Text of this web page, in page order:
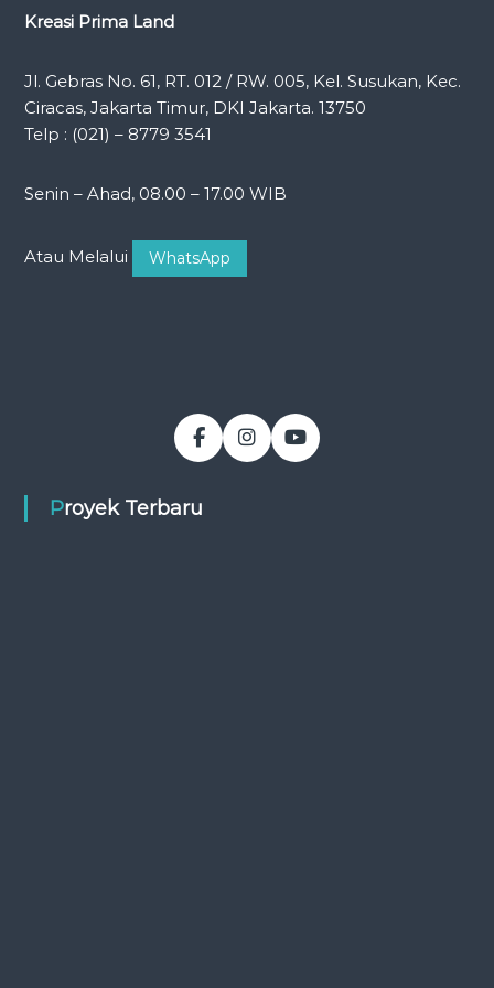
Kreasi Prima Land
Jl. Gebras No. 61, RT. 012 / RW. 005, Kel. Susukan, Kec.
Ciracas, Jakarta Timur, DKI Jakarta. 13750
Telp : (021) – 8779 3541
Senin – Ahad, 08.00 – 17.00 WIB
Atau Melalui WhatsApp
Proyek Terbaru